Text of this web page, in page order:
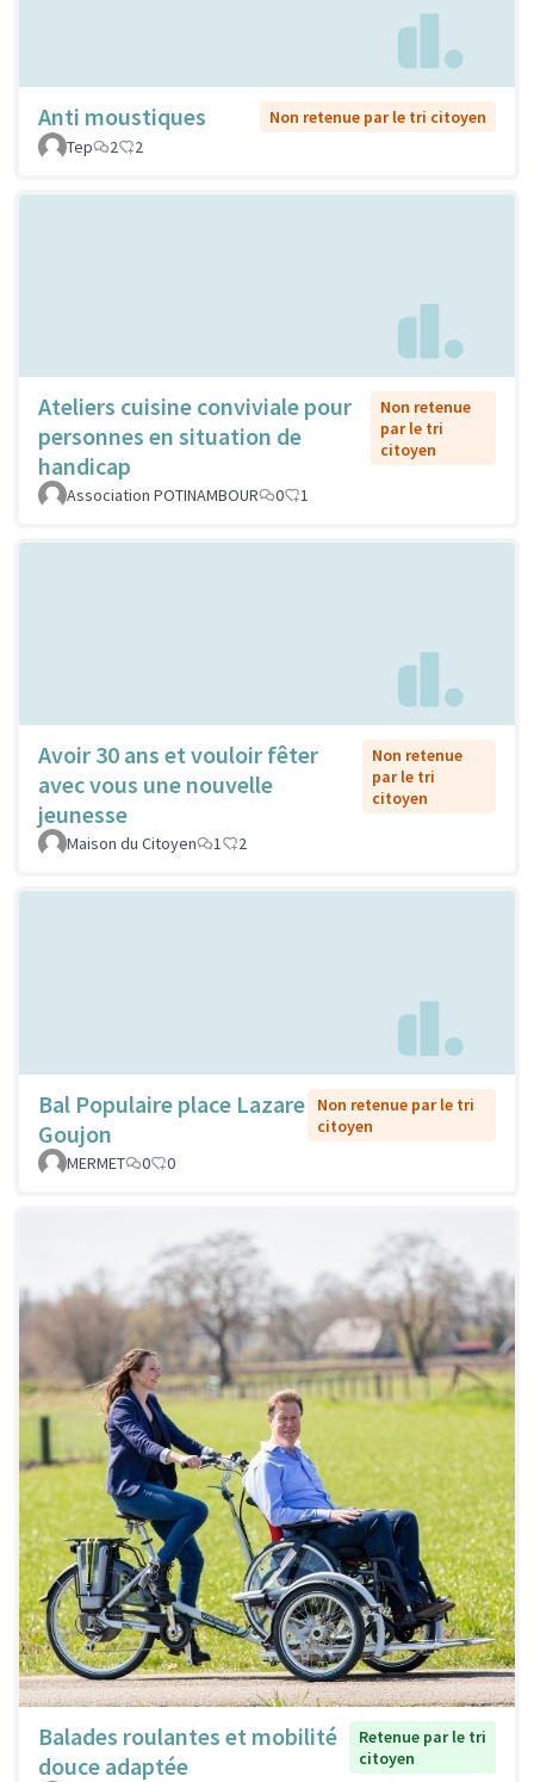
Anti moustiques
Non retenue par le tri citoyen
Tep
2 2
Ateliers cuisine conviviale pour
personnes en situation de
handicap
Non retenue
par le tri
citoyen
Association POTINAMBOUR 0 1
Avoir 30 ans et vouloir fêter
avec vous une nouvelle
jeunesse
Non retenue
par le tri
citoyen
Maison du Citoyen 1 2
Bal Populaire place Lazare
Goujon
Non retenue par le tri
citoyen
MERMET
0 0
Balades roulantes et mobilité
douce adaptée
Retenue par le tri
citoyen